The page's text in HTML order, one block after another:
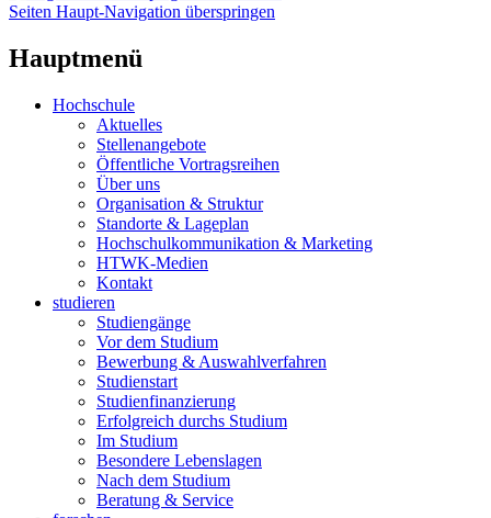
Seiten Haupt-Navigation überspringen
Hauptmenü
Hochschule
Aktuelles
Stellenangebote
Öffentliche Vortragsreihen
Über uns
Organisation & Struktur
Standorte & Lageplan
Hochschulkommunikation & Marketing
HTWK-Medien
Kontakt
studieren
Studiengänge
Vor dem Studium
Bewerbung & Auswahlverfahren
Studienstart
Studienfinanzierung
Erfolgreich durchs Studium
Im Studium
Besondere Lebenslagen
Nach dem Studium
Beratung & Service